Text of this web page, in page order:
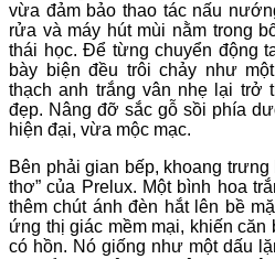
vừa đảm bảo thao tác nấu
rửa và máy hút mùi nằm trong
thái học. Để từng chuyển động
bày biện đều trôi chảy như
thạch anh trắng vân nhẹ lại trở
đẹp. Nâng đỡ sắc gỗ sồi phía
hiện đại, vừa mộc mạc.
Bên phải gian bếp, khoang
thơ” của Prelux. Một bình hoa
thêm chút ánh đèn hắt lên bề
ứng thị giác mềm mại, khiến căn
có hồn. Nó giống như một dấu